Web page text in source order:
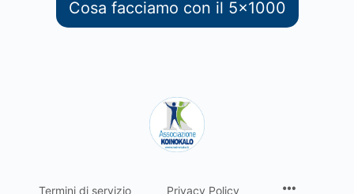
Cosa facciamo con il 5x1000
Termini di servizio Privacy Policy